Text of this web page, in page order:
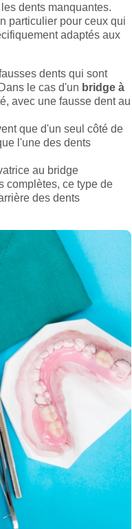
dents manquantes.
particulier pour ceux qui
adaptés aux
dents qui sont
le cas d'un bridge à
avec une fausse dent au
que d'un seul côté de
l'une des dents
au bridge
complètes, ce type de
des dents